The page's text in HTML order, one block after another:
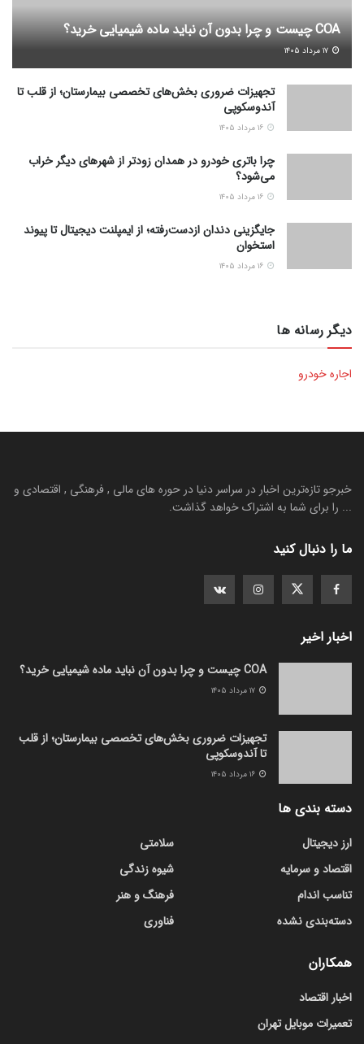
COA چیست و چرا بدون آن نباید ماده شیمیایی خرید؟
تجهیزات ضروری بخش‌های تخصصی بیمارستان؛ از قلب تا
آندوسکوپی
چرا باتری خودرو در همدان زودتر از شهرهای دیگر خراب
می‌شود؟
جایگزینی دندان ازدست‌رفته؛ از ایمپلنت دیجیتال تا پیوند
استخوان
دیگر رسانه ها
اجاره خودرو
خبرجو تازه‌ترین اخبار در سراسر دنیا در حوره های مالی , فرهنگی , اقتصادی و
... را برای شما به اشتراک خواهد گذاشت.
ما را دنبال کنید
اخبار اخیر
COA چیست و چرا بدون آن نباید ماده شیمیایی خرید؟
تجهیزات ضروری بخش‌های تخصصی بیمارستان؛ از قلب
تا آندوسکوپی
دسته بندی ها
ارز دیجیتال
اقتصاد و سرمایه
تناسب اندام
دسته‌بندی نشده
سلامتی
شیوه زندگی
فرهنگ و هنر
فناوری
همکاران
اخبار اقتصاد
تعمیرات موبایل تهران